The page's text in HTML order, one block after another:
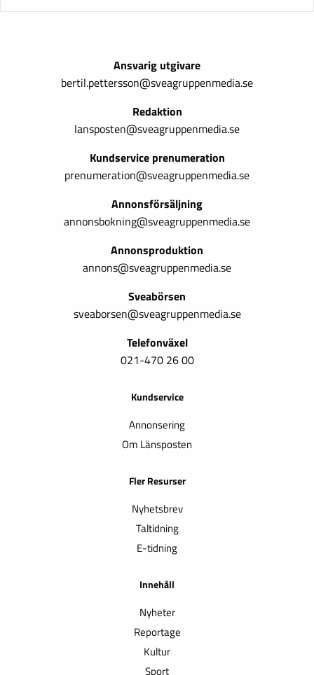
Ansvarig utgivare
bertil.pettersson@sveagruppenmedia.se
Redaktion
lansposten@sveagruppenmedia.se
Kundservice prenumeration
prenumeration@sveagruppenmedia.se
Annonsförsäljning
annonsbokning@sveagruppenmedia.se
Annonsproduktion
annons@sveagruppenmedia.se
Sveabörsen
sveaborsen@sveagruppenmedia.se
Telefonväxel
021-470 26 00
Kundservice
Annonsering
Om Länsposten
Fler Resurser
Nyhetsbrev
Taltidning
E-tidning
Innehåll
Nyheter
Reportage
Kultur
Sport